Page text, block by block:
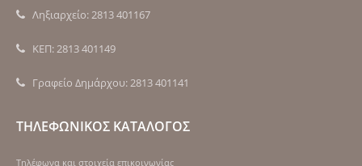
Ληξιαρχείο: 2813 401167
ΚΕΠ: 2813 401149
Γραφείο Δημάρχου: 2813 401141
ΤΗΛΕΦΩΝΙΚΟΣ ΚΑΤΑΛΟΓΟΣ
Τηλέφωνα και στοιχεία επικοινωνίας